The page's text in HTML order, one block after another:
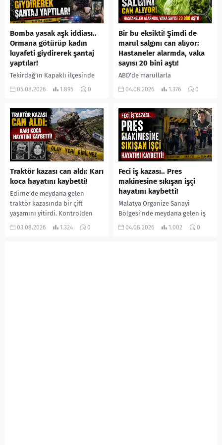
Bomba yasak aşk iddiası..
Ormana götürüp kadın
kıyafeti giydirerek şantaj
yaptılar!
Tekirdağ’ın Kapaklı ilçesinde
bir kişiyi, arkadaşının eşiyle
kadın kıyafetleri giydirdiği,
özür videosu çektirip...
05.08.2026 1.895 0
Bir bu eksikti! Şimdi de
marul salgını can alıyor:
Hastaneler alarmda, vaka
sayısı 20 bini aştı!
ABD’de marullarla
ilişkilendirilen siklospora
salgında vaka sayısının 20 bini
aştığı belirtilirken, sağlık...
04.08.2026 1.376 0
Traktör kazası can aldı: Karı
koca hayatını kaybetti!
Edirne’de meydana gelen
traktör kazasında bir çift
yaşamını yitirdi. Kontrolden
çıkarak devrilen traktörün
03.08.2026 1.324 0
Feci iş kazası.. Pres
makinesine sıkışan işçi
hayatını kaybetti!
Malatya Organize Sanayi
Bölgesi’nde meydana gelen iş
kazasında, pres makinesine
04.08.2026 1.002 0